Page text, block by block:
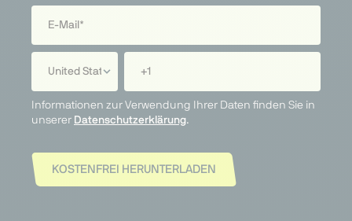
Informationen zur Verwendung Ihrer Daten finden Sie in
unserer Datenschutzerklärung.